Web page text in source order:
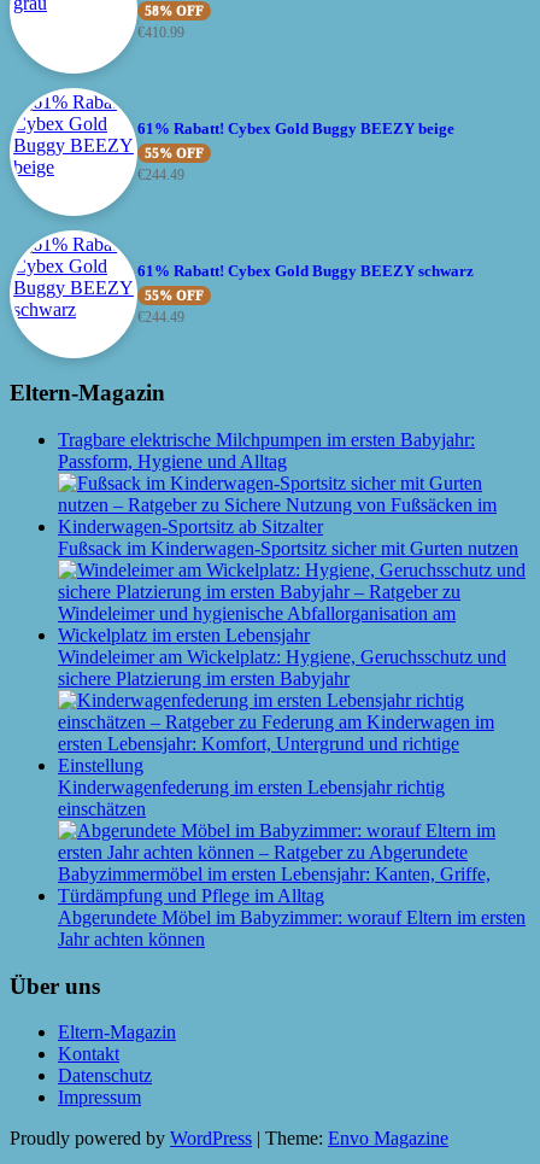
58% OFF
€410.99
61% Rabatt! Cybex Gold Buggy BEEZY beige
55% OFF
€244.49
61% Rabatt! Cybex Gold Buggy BEEZY schwarz
55% OFF
€244.49
Eltern-Magazin
Tragbare elektrische Milchpumpen im ersten Babyjahr:
Passform, Hygiene und Alltag
Fußsack im Kinderwagen-Sportsitz sicher mit Gurten nutzen
Windeleimer am Wickelplatz: Hygiene, Geruchsschutz und
sichere Platzierung im ersten Babyjahr
Kinderwagenfederung im ersten Lebensjahr richtig
einschätzen
Abgerundete Möbel im Babyzimmer: worauf Eltern im ersten
Jahr achten können
Über uns
Eltern-Magazin
Kontakt
Datenschutz
Impressum
Proudly powered by WordPress Theme: Envo Magazine